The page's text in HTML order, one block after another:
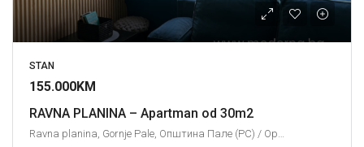
STAN
155.000KM
RAVNA PLANINA – Apartman od 30m2
Ravna planina, Gornje Pale, Општина Пале (РС) / Opština Pale (RS), Град Источно Сарајево / Grad Istočno Sarajevo, Република Српска / Republika Srpska, Bosna i Hercegovina / Босна и Херцеговина